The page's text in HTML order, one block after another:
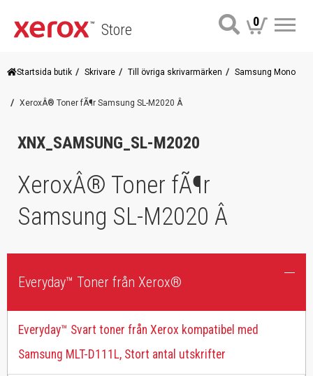
Store 0
Startsida butik Skrivare Till övriga skrivarmärken Samsung Mono
XeroxÂ® Toner fÃ¶r Samsung SL-M2020 Â
XNX_SAMSUNG_SL-M2020
XeroxÂ® Toner fÃ¶r
Samsung SL-M2020 Â
Everyday™ Toner från Xerox®
Everyday™ Svart toner från Xerox kompatibel med
Samsung MLT-D111L, Stort antal utskrifter